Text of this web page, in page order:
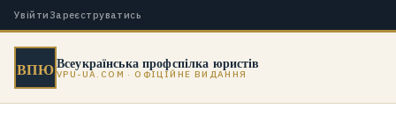
Увійти Зареєструватись
ВПЮВсеукраїнська профспілка юристів
VPU-UA.COM · ОФІЦІЙНЕ ВИДАННЯ